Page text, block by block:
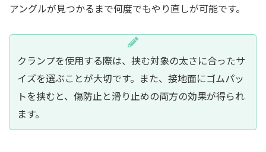
アングルが見つかるまで何度でもやり直しが可能です。
クランプを使用する際は、挟む対象の太さに合ったサ
イズを選ぶことが大切です。また、接地面にゴムパッ
トを挟むと、傷防止と滑り止めの両方の効果が得られ
ます。